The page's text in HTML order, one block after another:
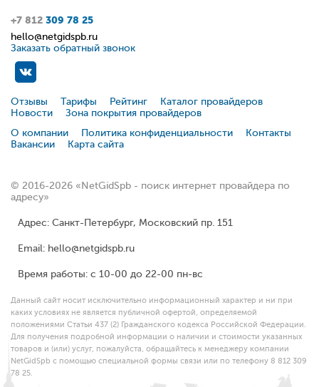
+7 812 309 78 25
hello@netgidspb.ru
Заказать обратный звонок
Отзывы Тарифы Рейтинг
Каталог провайдеров
Новости
Зона покрытия провайдеров
О компании
Политика конфиденциальности
Контакты
Вакансии
Карта сайта
© 2016-2026 «NetGidSpb - поиск интернет провайдера по
адресу»
Адрес: Санкт-Петербург, Московский пр. 151
Email: hello@netgidspb.ru
Время работы: с 10-00 до 22-00 пн-вс
Данный сайт носит исключительно информационный характер и ни при
каких условиях не является публичной офертой, определяемой
положениями Статьи 437 (2) Гражданского кодекса Российской Федерации.
Для получения подробной информации о наличии и стоимости указанных
товаров и (или) услуг, пожалуйста, обращайтесь к менеджеру компании
NetGidSpb с помощью специальной формы связи или по телефону 8 812 309
78 25.